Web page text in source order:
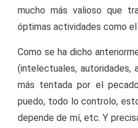
mucho más valioso que
óptimas actividades como
Como se ha dicho
(intelectuales,
más tentada por el
puedo, todo lo controlo,
depende de mí, etc. Y